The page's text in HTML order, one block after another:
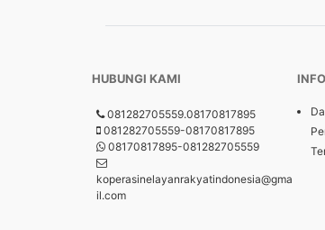
HUBUNGI KAMI
081282705559.08170817895
081282705559-08170817895
08170817895-081282705559
koperasinelayanrakyatindonesia@gma
il.com